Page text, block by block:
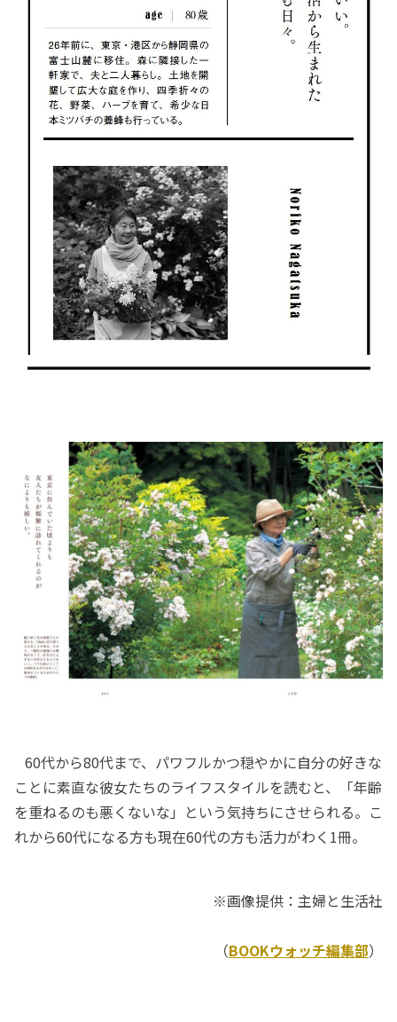
60代から80代まで、パワフルかつ穏やかに自分の好きな
ことに素直な彼女たちのライフスタイルを読むと、「年齢
を重ねるのも悪くないな」という気持ちにさせられる。こ
れから60代になる方も現在60代の方も活力がわく1冊。
※画像提供：主婦と生活社
（BOOKウォッチ編集部）